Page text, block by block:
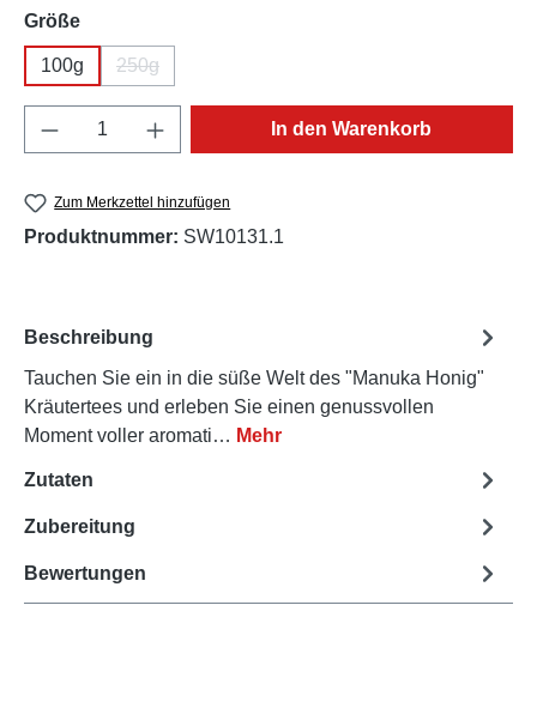
Größeauswählen
100g 250g
(Diese Option ist zurzeit nicht verfügbar.)
Produkt Anzahl: Gib den gewünschten
In den Warenkorb
Zum Merkzettel hinzufügen
Produktnummer: SW10131.1
Beschreibung
Tauchen Sie ein in die süße Welt des "Manuka Honig"
Kräutertees und erleben Sie einen genussvollen
Moment voller aromati… Mehr
Zutaten
Zubereitung
Bewertungen